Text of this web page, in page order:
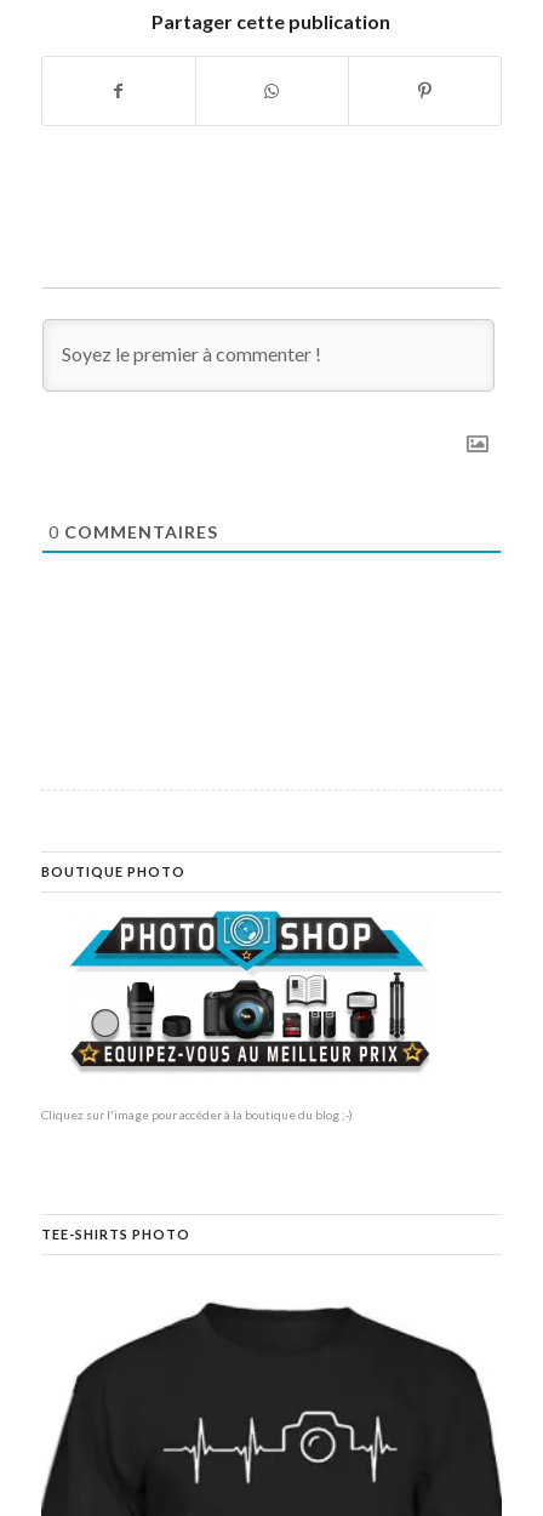
Partager cette publication
0 COMMENTAIRES
BOUTIQUE PHOTO
Cliquez sur l'image pour accéder à la boutique du blog ;-)
TEE-SHIRTS PHOTO